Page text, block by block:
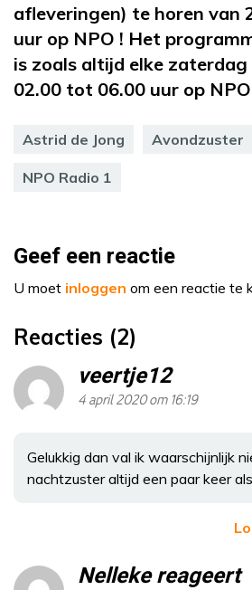
afleveringen) te horen van
uur op NPO ! Het
is zoals altijd elke
02.00 tot 06.00 uur op
Astrid de Jong Avondzuster
NPO Radio 1
Geef een reactie
U moet inloggen om een reactie te
Reacties (2)
veertje12
4 april 2020 om 16:19
Gelukkig dan val ik waarschijnlijk
nachtzuster altijd een paar keer
Nelleke reageert